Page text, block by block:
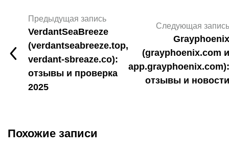
Предыдущая запись
VerdantSeaBreeze
(verdantseabreeze.top,
verdant-sbreaze.co):
отзывы и проверка
2025
Следующая запись
Grayphoenix
(grayphoenix.com и
app.grayphoenix.com):
отзывы и новости
Похожие записи